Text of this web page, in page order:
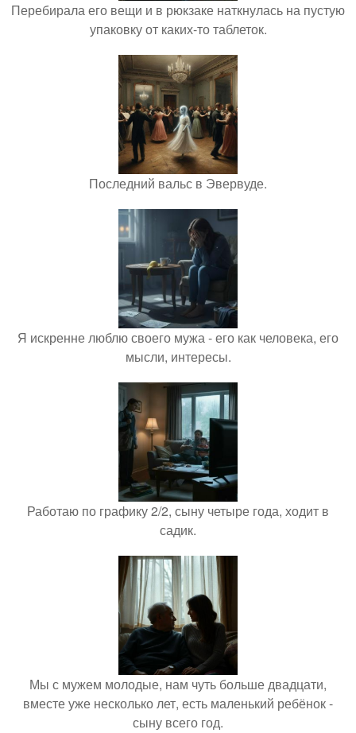
Перебирала его вещи и в рюкзаке наткнулась на пустую
упаковку от каких-то таблеток.
Последний вальс в Эвервуде.
Я искренне люблю своего мужа - его как человека, его
мысли, интересы.
Работаю по графику 2/2, сыну четыре года, ходит в
садик.
Мы с мужем молодые, нам чуть больше двадцати,
вместе уже несколько лет, есть маленький ребёнок -
сыну всего год.